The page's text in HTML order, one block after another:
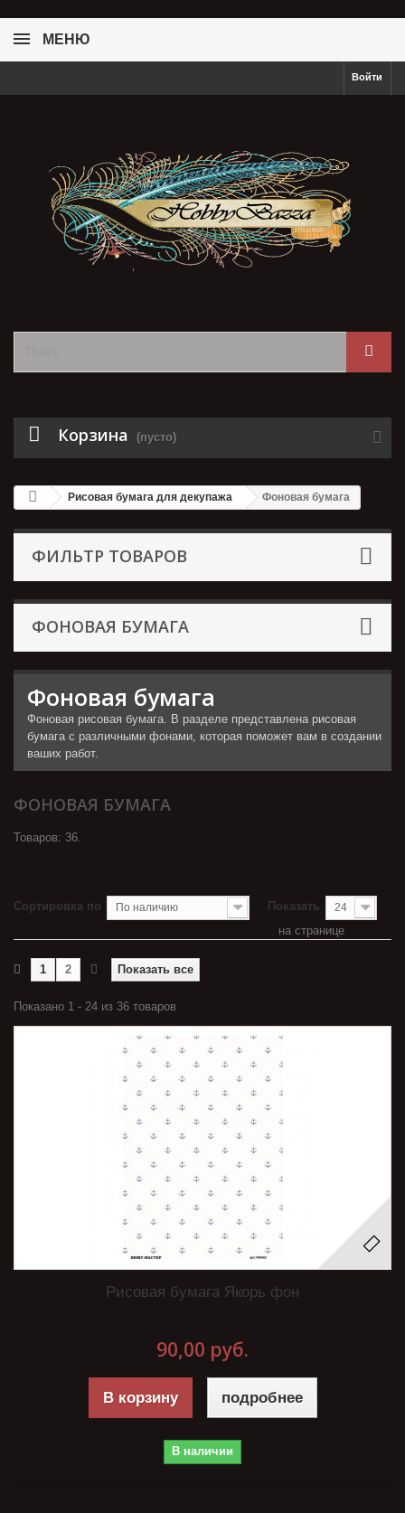
МЕНЮ
Войти
Корзина (пусто)
Рисовая бумага для декупажа Фоновая бумага
ФИЛЬТР ТОВАРОВ
ФОНОВАЯ БУМАГА
Фоновая бумага
Фоновая рисовая бумага. В разделе представлена рисовая
бумага с различными фонами, которая поможет вам в создании
ваших работ.
ФОНОВАЯ БУМАГА
Товаров: 36.
Сортировка по По наличию Показать 24
на странице
Показать все
1 2
Показано 1 - 24 из 36 товаров
Рисовая бумага Якорь фон
90,00 руб.
В корзину подробнее
В наличии